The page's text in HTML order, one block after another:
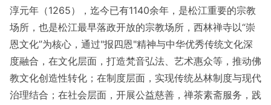
淳元年（1265），迄今已有1140余年，是松江重要的宗教
场所，也是松江最早落政开放的宗教场所，西林禅寺以“崇
恩文化”为核心，通过"报四恩"精神与中华优秀传统文化深
度融合，在文化层面，打造梵音弘法、艺术惠众等，推动佛
教文化创造性转化；在制度层面，实现传统丛林制度与现代
治理结合；在社会层面，开展公益慈善，禅茶素斋服务，践